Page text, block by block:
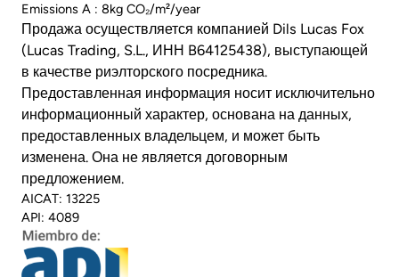
Emissions A : 8kg CO₂/m²/year
Продажа осуществляется компанией Dils Lucas Fox
(Lucas Trading, S.L., ИНН B64125438), выступающей
в качестве риэлторского посредника.
Предоставленная информация носит исключительно
информационный характер, основана на данных,
предоставленных владельцем, и может быть
изменена. Она не является договорным
предложением.
AICAT: 13225
API: 4089